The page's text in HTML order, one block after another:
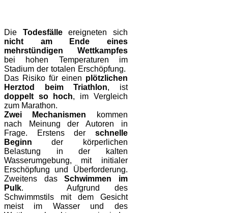
Die Todesfälleereigneten sich
nicht am Ende eines
mehrstündigen Wettkampfes
bei hohen Temperaturen im
Stadium der totalen Erschöpfung.
Das Risiko für einen plötzlichen
Herztod beim Triathlon, ist
doppelt so hoch, im Vergleich
zum Marathon.
Zwei Mechanismen kommen
nach Meinung der Autoren in
Frage. Erstens der schnelle
Beginn der körperlichen
Belastung in der kalten
Wasserumgebung, mit initialer
Erschöpfung und Überforderung.
Zweitens dasSchwimmen im
Pulk. Aufgrund des
Schwimmstils mit dem Gesicht
meist im Wasser und des